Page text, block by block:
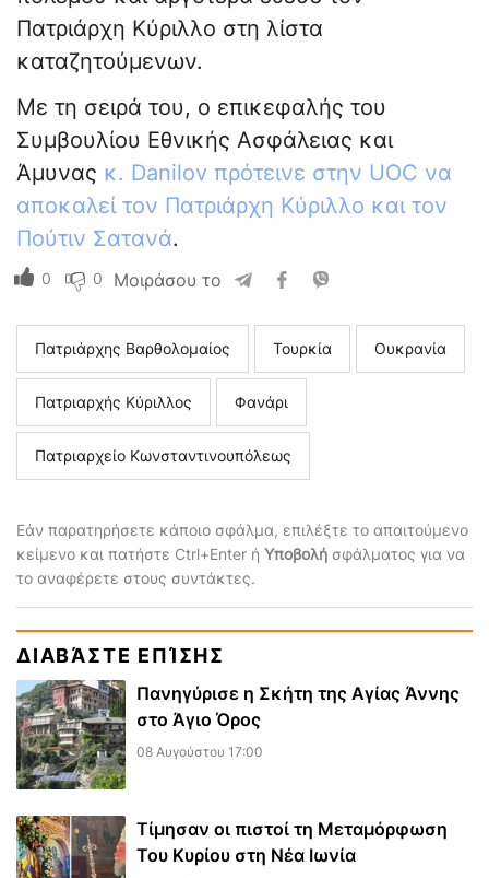
Πατριάρχη Κύριλλο στη λίστα
καταζητούμενων.
Με τη σειρά του, ο επικεφαλής του
Συμβουλίου Εθνικής Ασφάλειας και
Άμυνας κ. Danilov πρότεινε στην UOC να
αποκαλεί τον Πατριάρχη Κύριλλο και τον
Πούτιν Σατανά.
0 0 Μοιράσου το
Πατριάρχης Βαρθολομαίος Τουρκία Ουκρανία
Πατριαρχής Κύριλλος Φανάρι
Πατριαρχείο Κωνσταντινουπόλεως
Εάν παρατηρήσετε κάποιο σφάλμα, επιλέξτε το απαιτούμενο
κείμενο και πατήστε Ctrl+Enter ή Υποβολή σφάλματος για να
το αναφέρετε στους συντάκτες.
ΔΙΑΒΆΣΤΕ ΕΠΊΣΗΣ
Πανηγύρισε η Σκήτη της Αγίας Άννης
στο Άγιο Όρος
08 Αυγούστου 17:00
Τίμησαν οι πιστοί τη Μεταμόρφωση
Του Κυρίου στη Νέα Ιωνία